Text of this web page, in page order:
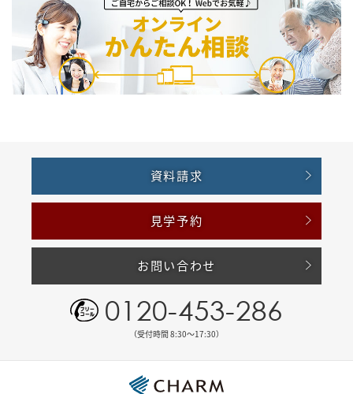
資料請求
見学予約
お問い合わせ
0120-453-286
（受付時間 8:30〜17:30）